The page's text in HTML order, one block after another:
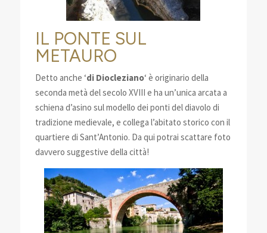
IL PONTE SUL
METAURO
Detto anche ‘di Diocleziano‘ è originario della
seconda metà del secolo XVIII e ha un’unica arcata a
schiena d’asino sul modello dei ponti del diavolo di
tradizione medievale, e collega l’abitato storico con il
quartiere di Sant’Antonio. Da qui potrai scattare foto
davvero suggestive della città!